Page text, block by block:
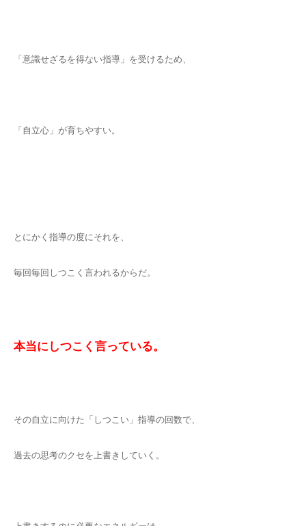
「意識せざるを得ない指導」を受けるため、
「自立心」が育ちやすい。
とにかく指導の度にそれを、
毎回毎回しつこく言われるからだ。
本当にしつこく言っている。
その自立に向けた「しつこい」指導の回数で、
過去の思考のクセを上書きしていく。